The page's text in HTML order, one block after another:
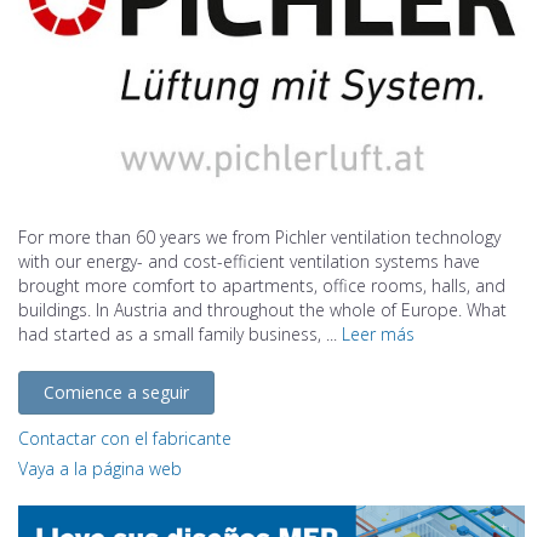
For more than 60 years we from Pichler ventilation technology
with our energy- and cost-efficient ventilation systems have
brought more comfort to apartments, office rooms, halls, and
buildings. In Austria and throughout the whole of Europe. What
had started as a small family business, ... Leer más
Comience a seguir
Contactar con el fabricante
Vaya a la página web